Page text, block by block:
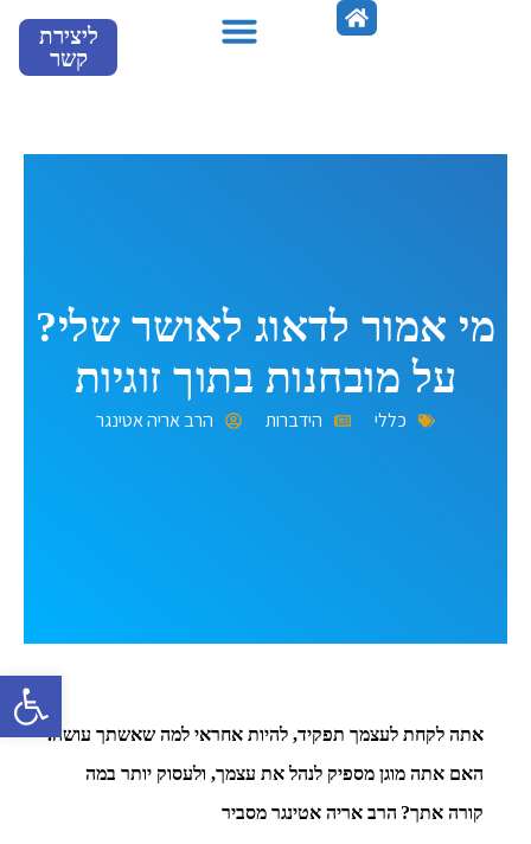
ליצירת
קשר
מי אמור לדאוג לאושר שלי?
על מובחנות בתוך זוגיות
כללי הידברות הרב אריה אטינגר
אתה לקחת לעצמך תפקיד, להיות אחראי למה שאשתך עושה.
האם אתה מוגן מספיק לנהל את עצמך, ולעסוק יותר במה
קורה אתך? הרב אריה אטינגר מסביר
פתח